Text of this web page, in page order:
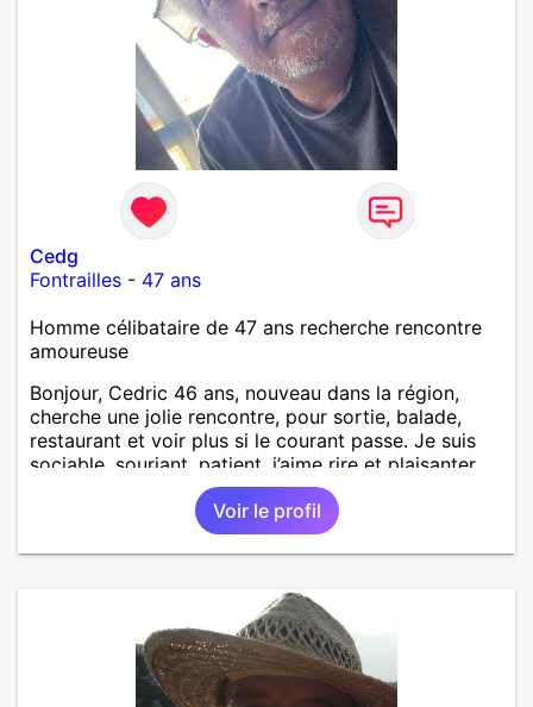
Cedg
Fontrailles - 47 ans
Homme célibataire de 47 ans recherche rencontre
amoureuse
Bonjour, Cedric 46 ans, nouveau dans la région,
cherche une jolie rencontre, pour sortie, balade,
restaurant et voir plus si le courant passe. Je suis
sociable, souriant, patient, j’aime rire et plaisanter..
Voir le profil